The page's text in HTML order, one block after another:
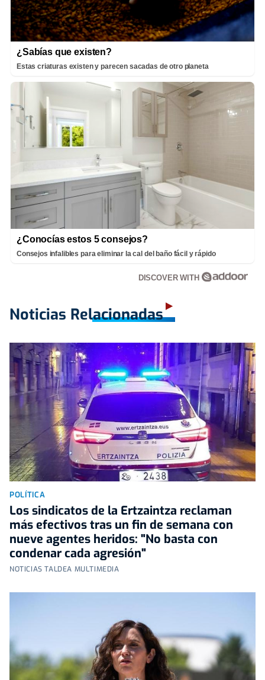
¿Sabías que existen?
Estas criaturas existen y parecen sacadas de otro planeta
¿Conocías estos 5 consejos?
Consejos infalibles para eliminar la cal del baño fácil y rápido
DISCOVER WITH
Noticias Relacionadas
POLÍTICA
Los sindicatos de la Ertzaintza reclaman
más efectivos tras un fin de semana con
nueve agentes heridos: "No basta con
condenar cada agresión"
NOTICIAS TALDEA MULTIMEDIA